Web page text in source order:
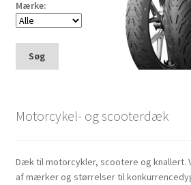
Mærke:
Søg
Motorcykel- og scooterdæk
Dæk til motorcykler, scootere og knallert.
af mærker og størrelser til